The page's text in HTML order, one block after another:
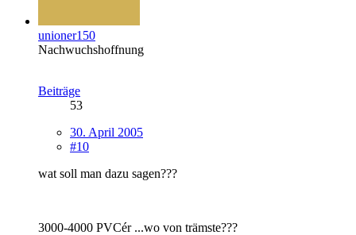
unioner150
Nachwuchshoffnung
Beiträge
53
30. April 2005
#10
wat soll man dazu sagen???
3000-4000 PVCér ...wo von trämste???